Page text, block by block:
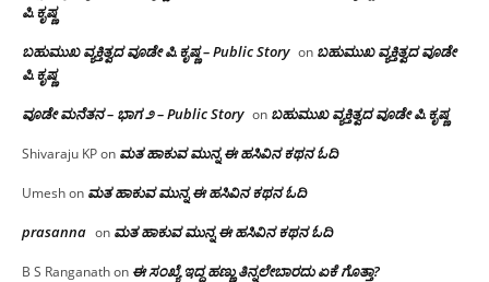
ಪಿ.ಕೃಷ್ಣ
ಬಹುಮುಖ ವ್ಯಕ್ತಿತ್ವದ ವೂಡೇ ಪಿ.ಕೃಷ್ಣ – Public Story on ಬಹುಮುಖ ವ್ಯಕ್ತಿತ್ವದ ವೂಡೇ
ಪಿ.ಕೃಷ್ಣ
ವೂಡೇ ಮನೆತನ – ಭಾಗ ೨ – Public Story on ಬಹುಮುಖ ವ್ಯಕ್ತಿತ್ವದ ವೂಡೇ ಪಿ.ಕೃಷ್ಣ
Shivaraju KPon ಮತ ಹಾಕುವ ಮುನ್ನ ಈ ಹಸಿವಿನ ಕಥನ ಓದಿ
Umeshon ಮತ ಹಾಕುವ ಮುನ್ನ ಈ ಹಸಿವಿನ ಕಥನ ಓದಿ
prasanna on ಮತ ಹಾಕುವ ಮುನ್ನ ಈ ಹಸಿವಿನ ಕಥನ ಓದಿ
B S Ranganathon ಈ ಸಂಖ್ಯೆ ಇದ್ದ ಹಣ್ಣು ತಿನ್ನಲೇಬಾರದು ಏಕೆ ಗೊತ್ತಾ?